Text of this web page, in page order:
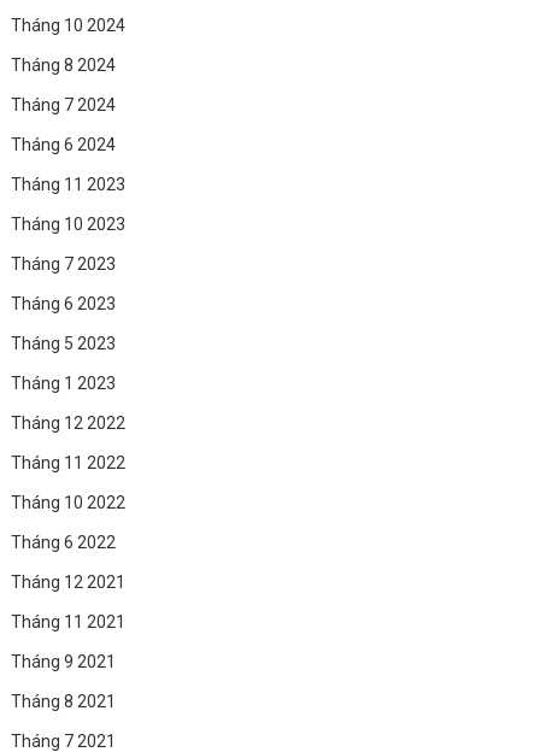
Tháng 10 2024
Tháng 8 2024
Tháng 7 2024
Tháng 6 2024
Tháng 11 2023
Tháng 10 2023
Tháng 7 2023
Tháng 6 2023
Tháng 5 2023
Tháng 1 2023
Tháng 12 2022
Tháng 11 2022
Tháng 10 2022
Tháng 6 2022
Tháng 12 2021
Tháng 11 2021
Tháng 9 2021
Tháng 8 2021
Tháng 7 2021